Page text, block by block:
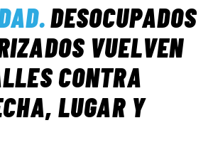
.DESOCUPADOS
VUELVEN
CONTRA
LUGAR Y